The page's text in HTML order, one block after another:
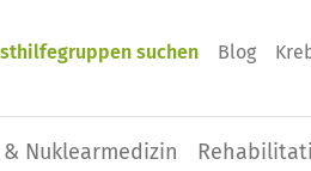
suchen Blog
Nuklearmedizin